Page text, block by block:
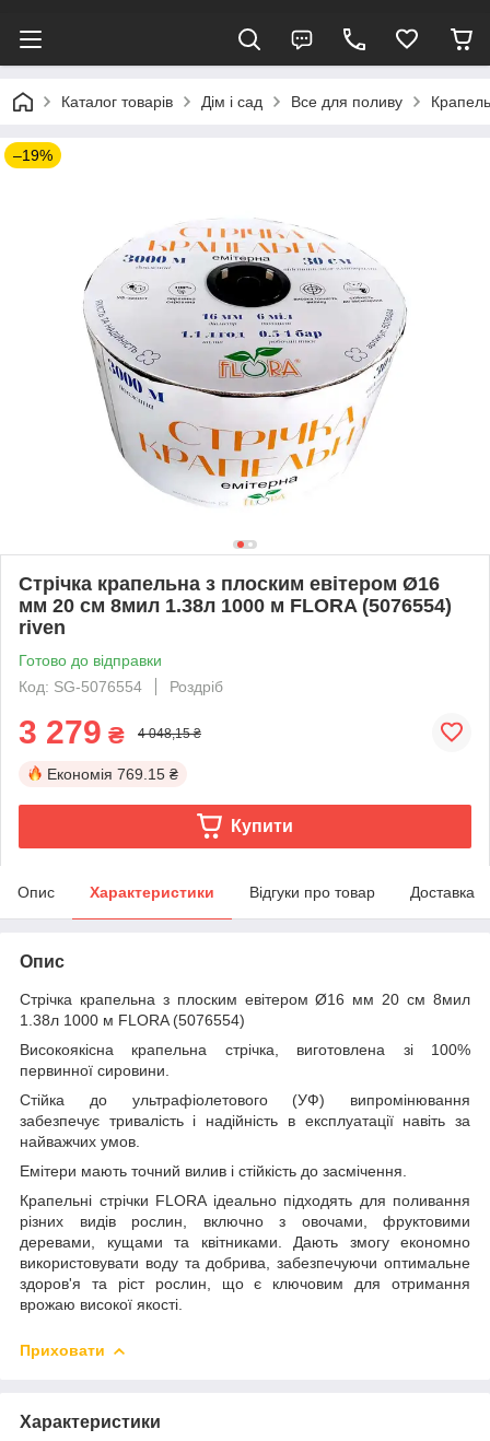
Каталог товарів Дім і сад Все для поливу
–19%
Стрічка крапельна з плоским евітером Ø16
мм 20 см 8мил 1.38л 1000 м FLORA (5076554)
riven
Готово до відправки
Код: SG-5076554
Роздріб
3 279 ₴ 4 048,15 ₴
Економія 769.15 ₴
Купити
Опис Характеристики Відгуки про товар Доставка
Опис
Стрічка крапельна з плоским евітером Ø16 мм 20 см 8мил
1.38л 1000 м FLORA (5076554)
Високоякісна крапельна стрічка, виготовлена зі 100%
первинної сировини.
Стійка до ультрафіолетового (УФ) випромінювання
забезпечує тривалість і надійність в експлуатації навіть за
найважчих умов.
Емітери мають точний вилив і стійкість до засмічення.
Крапельні стрічки FLORA ідеально підходять для поливання
різних видів рослин, включно з овочами, фруктовими
деревами, кущами та квітниками. Дають змогу економно
використовувати воду та добрива, забезпечуючи оптимальне
здоров'я та ріст рослин, що є ключовим для отримання
врожаю високої якості.
Приховати
Характеристики